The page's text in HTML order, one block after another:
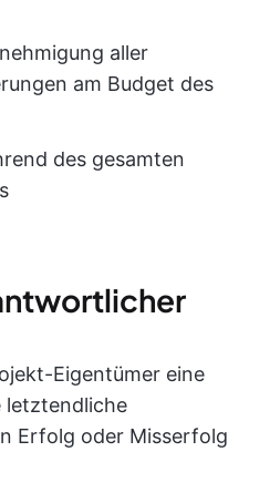
aller
am Budget des
des gesamten
Eigentümer eine
letztendliche
Erfolg oder Misserfolg